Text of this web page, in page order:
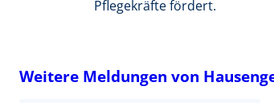
Pflegekräfte fördert.
Weitere Meldungen von